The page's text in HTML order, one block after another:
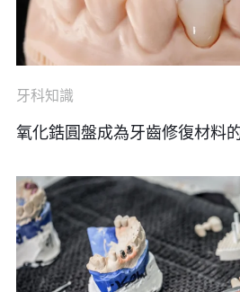
牙科知識
氧化鋯圓盤成為牙齒修復材料